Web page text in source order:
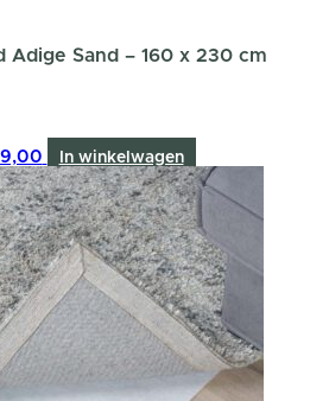
Adige Sand – 160 x 230 cm
In winkelwagen